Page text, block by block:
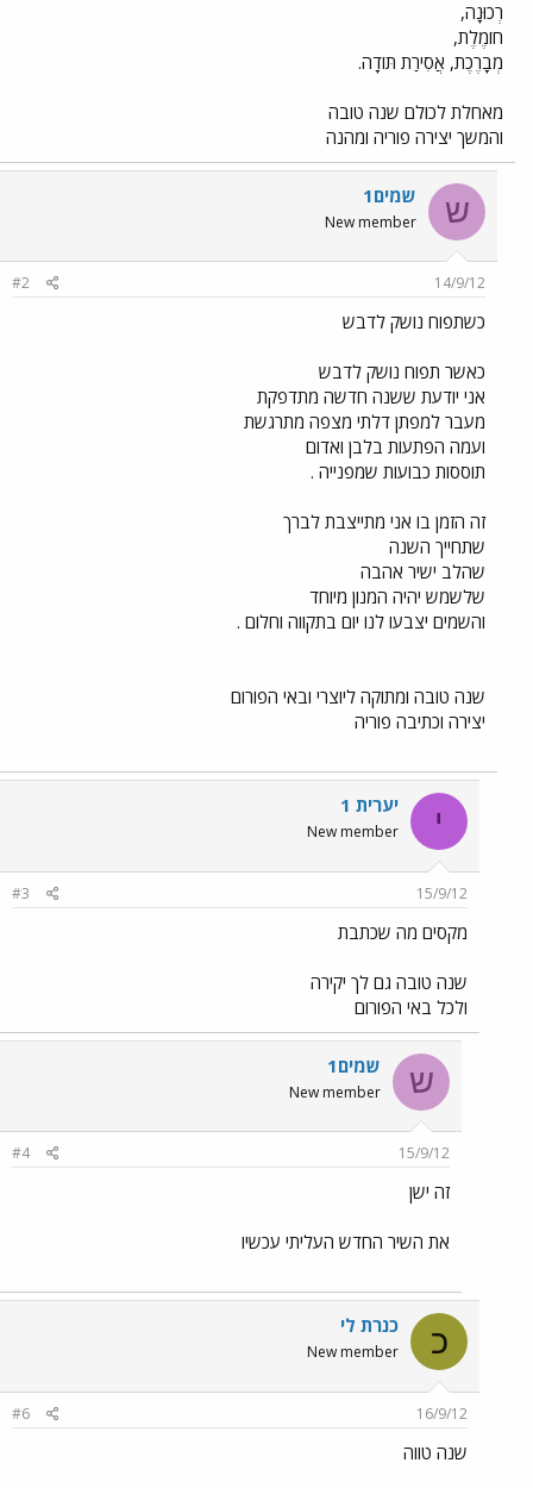
רְכוּנָה,
חוֹמֶלֶת,
מְבָרֶכֶת, אֲסִירַת תּוֹדָה.
מאחלת לכולם שנה טובה
והמשך יצירה פוריה ומהנה
ש שמים1
New member
14/9/12
#2
כשתפוח נושק לדבש
כאשר תפוח נושק לדבש
אני יודעת ששנה חדשה מתדפקת
מעבר למפתן דלתי מצפה מתרגשת
ועמה הפתעות בלבן ואדום
תוססות כבועות שמפנייה .
זה הזמן בו אני מתייצבת לברך
שתחייך השנה
שהלב ישיר אהבה
שלשמש יהיה המנון מיוחד
והשמים יצבעו לנו יום בתקווה וחלום .
שנה טובה ומתוקה ליוצרי ובאי הפורום
יצירה וכתיבה פוריה
י יערית 1
New member
15/9/12
#3
מקסים מה שכתבת
שנה טובה גם לך יקירה
ולכל באי הפורום
ש שמים1
New member
15/9/12
#4
זה ישן
את השיר החדש העליתי עכשיו
כ כנרת לי
New member
16/9/12
#6
שנה טווה